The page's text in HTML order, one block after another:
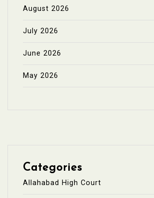
August 2026
July 2026
June 2026
May 2026
Categories
Allahabad High Court